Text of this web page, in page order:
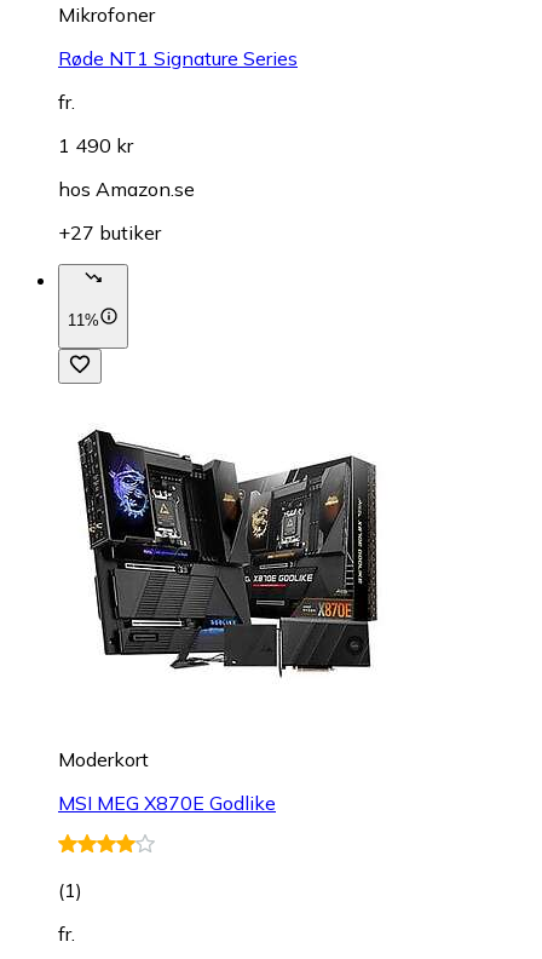
Mikrofoner
Røde NT1 Signature Series
fr.
1 490 kr
hos Amazon.se
+27 butiker
11%
Moderkort
MSI MEG X870E Godlike
(1)
fr.